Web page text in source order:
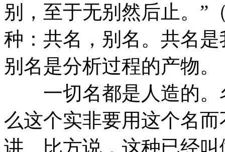
别，至于无别然后止。”
种：共名，别名。共名
别名是分析过程的产物。
一切名都是人造的。
么这个实非要用这个名
讲。比方说，这种已经